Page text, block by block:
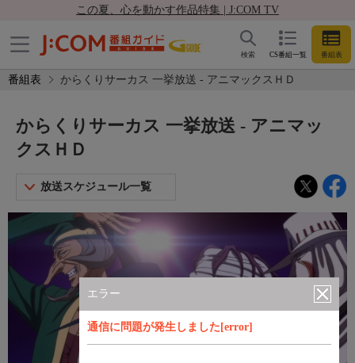
この夏、心を動かす作品特集 | J:COM TV
CS番組一覧 番組表
検索
番組表 からくりサーカス 一挙放送 - アニマックスＨＤ
エラー
通信に問題が発生しました[error]
からくりサーカス 一挙放送 - アニマッ
クスＨＤ
放送スケジュール一覧